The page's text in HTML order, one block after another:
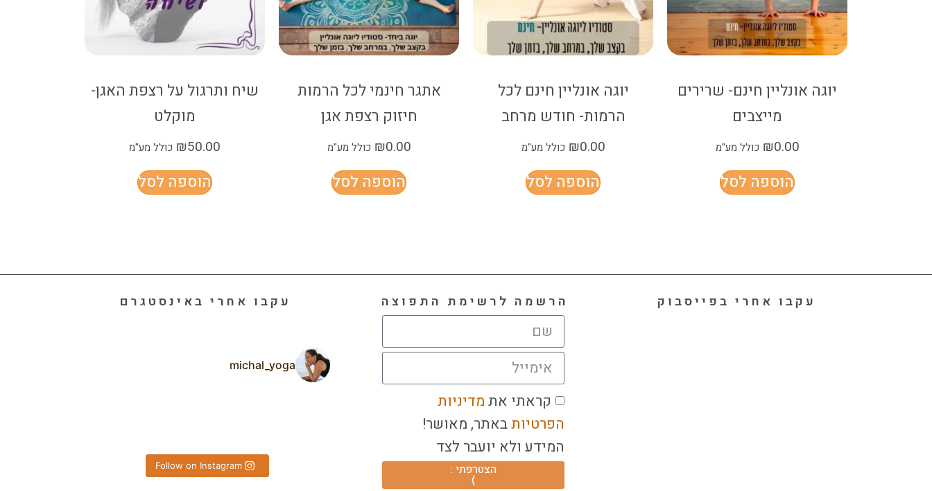
יוגה אונליין חינם- שרירים
מייצבים
₪0.00 כולל מע"מ
הוספה לסל
יוגה אונליין חינם לכל
הרמות- חודש מרחב
₪0.00 כולל מע"מ
הוספה לסל
אתגר חינמי לכל הרמות
חיזוק רצפת אגן
₪0.00 כולל מע"מ
הוספה לסל
שיח ותרגול על רצפת האגן-
מוקלט
₪50.00 כולל מע"מ
הוספה לסל
עקבו אחרי בפייסבוק הרשמה לרשימת התפוצה
קראתי אתמדיניות
הפרטיותבאתר, מאושר!
המידע ולא יועבר לצד
הצטרפתי :
)
עקבו אחרי באינסטגרם
michal_yoga
מהי יוגה תרפיה? הרי כל יוגה במהותה אמורה להיות תר
רודוס ביבנגליה, רביצה במים וחתולים זה עיקרי החופשה
אחד מהעקרונות של לימודי יוגה תרפיה בקורס ההוויה כש
Follow on Instagram